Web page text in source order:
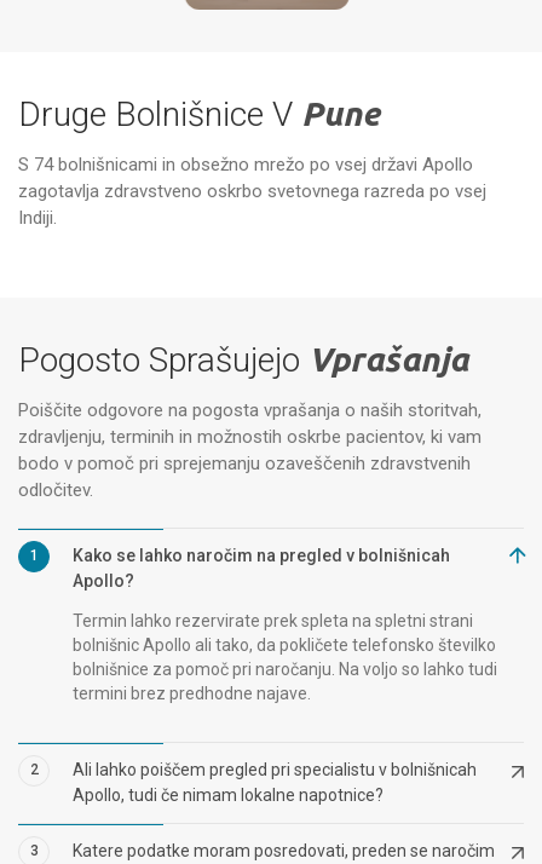
Druge Bolnišnice V Pune
S 74 bolnišnicami in obsežno mrežo po vsej državi Apollo
zagotavlja zdravstveno oskrbo svetovnega razreda po vsej
Indiji.Bolnišnice Apollo, Pune
Pogosto Sprašujejo Vprašanja
Poiščite odgovore na pogosta vprašanja o naših storitvah,
zdravljenju, terminih in možnostih oskrbe pacientov, ki vam
bodo v pomoč pri sprejemanju ozaveščenih zdravstvenih
odločitev.
1
Kako se lahko naročim na pregled v bolnišnicah
Apollo?
Termin lahko rezervirate prek spleta na spletni strani
bolnišnic Apollo ali tako, da pokličete telefonsko številko
bolnišnice za pomoč pri naročanju. Na voljo so lahko tudi
termini brez predhodne najave.
2
Ali lahko poiščem pregled pri specialistu v bolnišnicah
Apollo, tudi če nimam lokalne napotnice?
3
Katere podatke moram posredovati, preden se naročim